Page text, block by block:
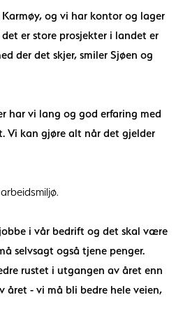
og vi har kontor og lager
er store prosjekter i landet er
der det skjer, smiler Sjøen og
har vi lang og god erfaring med
Vi kan gjøre alt når det gjelder
i vår bedrift og det skal være
selvsagt også tjene penger.
rustet i utgangen av året enn
året - vi må bli bedre hele veien,